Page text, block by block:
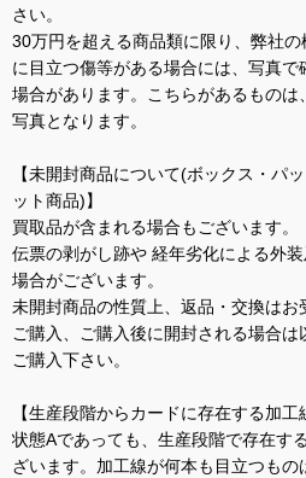
さい。
30万円を超える商品類に限り、弊社
に目立つ傷等がある場合には、写真
場合があります。こちらがあるもの
写真となります。
【未開封商品について(ボックス・パ
ット商品)】
買取品が含まれる場合もございます。
伝票の剥がし跡や 経年劣化による外
場合がございます。
未開封商品の性質上、返品・交換はお
ご購入、ご購入後に開封される場合
ご購入下さい。
【生産段階からカードに存在する加工
状態Aであっても、生産段階で存在す
ざいます。加工線が何本も目立つもの